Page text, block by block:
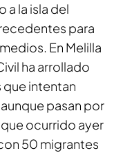
a la isla del
para
En Melilla
ha arrollado
que intentan
pasan por
ocurrido ayer
50 migrantes